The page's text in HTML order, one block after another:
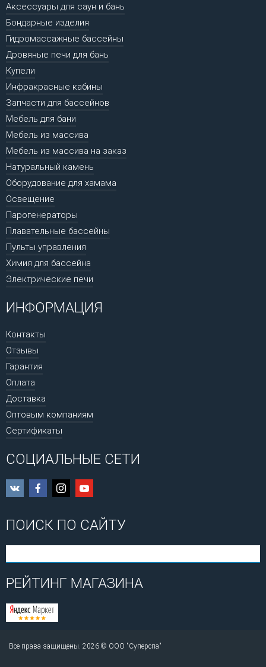
Аксессуары для саун и бань
Бондарные изделия
Гидромассажные бассейны
Дровяные печи для бань
Купели
Инфракрасные кабины
Запчасти для бассейнов
Мебель для бани
Мебель из массива
Мебель из массива на заказ
Натуральный камень
Оборудование для хамама
Освещение
Парогенераторы
Плавательные бассейны
Пульты управления
Химия для бассейна
Электрические печи
ИНФОРМАЦИЯ
Контакты
Отзывы
Гарантия
Оплата
Доставка
Оптовым компаниям
Сертификаты
СОЦИАЛЬНЫЕ СЕТИ
ПОИСК ПО САЙТУ
РЕЙТИНГ МАГАЗИНА
Все права защищены. 2026 © ООО "Суперспа"